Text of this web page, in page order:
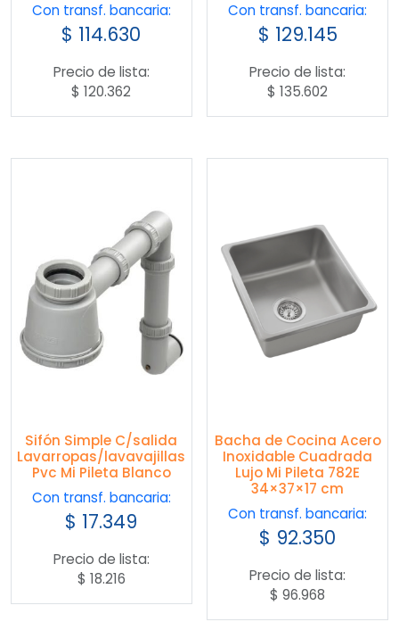
Con transf. bancaria:
$ 114.630
Precio de lista:
$ 120.362
Con transf. bancaria:
$ 129.145
Precio de lista:
$ 135.602
Sifón Simple C/salida
Lavarropas/lavavajillas
Pvc Mi Pileta Blanco
Con transf. bancaria:
$ 17.349
Precio de lista:
$ 18.216
Bacha de Cocina Acero
Inoxidable Cuadrada
Lujo Mi Pileta 782E
34×37×17 cm
Con transf. bancaria:
$ 92.350
Precio de lista:
$ 96.968